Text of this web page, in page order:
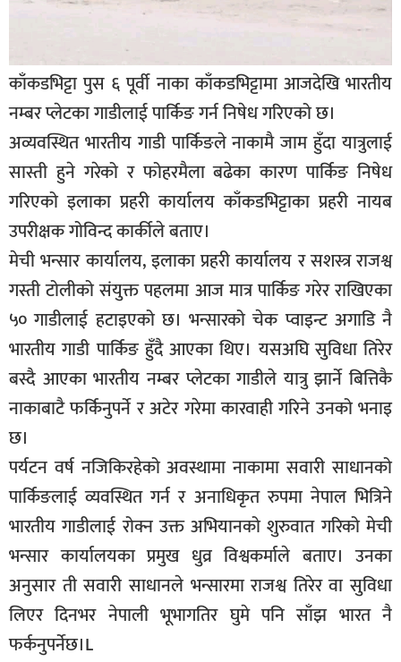
बिचार
कुराकानी
जीवनशैली
साहित्य
सूचना-
प्रवधि
काँकडभिट्टा पुस ६ पूर्वी नाका काँकडभिट्टामा आजदेखि भारतीय
नम्बर प्लेटका गाडीलाई पार्किङ गर्न निषेध गरिएको छ।
अव्यवस्थित भारतीय गाडी पार्किङले नाकामै जाम हुँदा यात्रुलाई
सास्ती हुने गरेको र फोहरमैला बढेका कारण पार्किङ निषेध
गरिएको इलाका प्रहरी कार्यालय काँकडभिट्टाका प्रहरी नायब
उपरीक्षक गोविन्द कार्कीले बताए।
मेची भन्सार कार्यालय, इलाका प्रहरी कार्यालय र सशस्त्र राजश्व
गस्ती टोलीको संयुक्त पहलमा आज मात्र पार्किङ गरेर राखिएका
५० गाडीलाई हटाइएको छ। भन्सारको चेक प्वाइन्ट अगाडि नै
भारतीय गाडी पार्किङ हुँदै आएका थिए। यसअघि सुविधा तिरेर
बस्दै आएका भारतीय नम्बर प्लेटका गाडीले यात्रु झार्ने बित्तिकै
नाकाबाटै फर्किनुपर्ने र अटेर गरेमा कारवाही गरिने उनको भनाइ
छ।
पर्यटन वर्ष नजिकिरहेको अवस्थामा नाकामा सवारी साधानको
पार्किङलाई व्यवस्थित गर्न र अनाधिकृत रुपमा नेपाल भित्रिने
भारतीय गाडीलाई रोक्न उक्त अभियानको शुरुवात गरिको मेची
भन्सार कार्यालयका प्रमुख धुव्र विश्वकर्माले बताए। उनका
अनुसार ती सवारी साधानले भन्सारमा राजश्व तिरेर वा सुविधा
लिएर दिनभर नेपाली भूभागतिर घुमे पनि साँझ भारत नै
फर्कनुपर्नेछ।L